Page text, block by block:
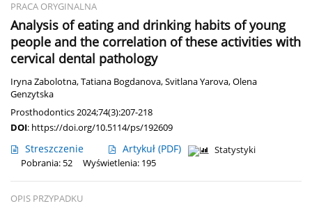
PRACA ORYGINALNA
Analysis of eating and drinking habits of young
people and the correlation of these activities with
cervical dental pathology
Iryna Zabolotna,Tatiana Bogdanova,Svitlana Yarova,Olena
Genzytska
Prosthodontics 2024;74(3):207-218
DOI: https://doi.org/10.5114/ps/192609
Streszczenie Artykuł (PDF)
Statystyki
Pobrania: 52
Wyświetlenia: 195
OPIS PRZYPADKU